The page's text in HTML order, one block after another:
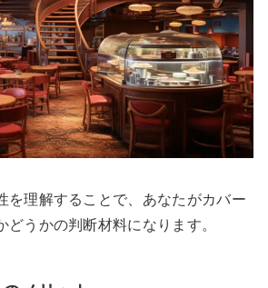
を理解することで、あなたがカバー
どうかの判断材料になります。